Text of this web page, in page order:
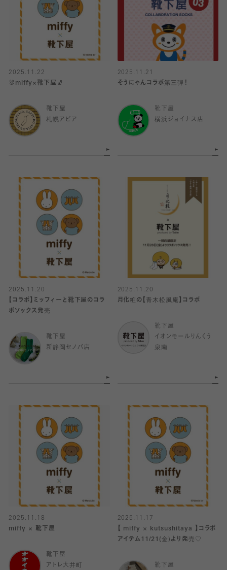
2025.11.22
🐰miffy×靴下屋🧦
靴下屋
札幌アピア
2025.11.21
そうにゃんコラボ第三弾！
靴下屋
横浜ジョイナス店
2025.11.20
【コラボ】ミッフィーと靴下屋のコラ
ボソックス発売
靴下屋
新静岡セノバ店
2025.11.20
月化粧の【青木松風庵】コラボ
靴下屋
イオンモールりんくう
泉南
2025.11.18
miffy × 靴下屋
靴下屋
アトレ大井町
2025.11.17
【 miffy × kutsushitaya 】コラボ
アイテム11/21(金)より発売♡
靴下屋